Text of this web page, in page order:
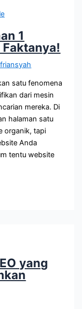
1
satu fenomena
dari mesin
mereka. Di
halaman satu
organik, tapi
Anda
tentu website
yang